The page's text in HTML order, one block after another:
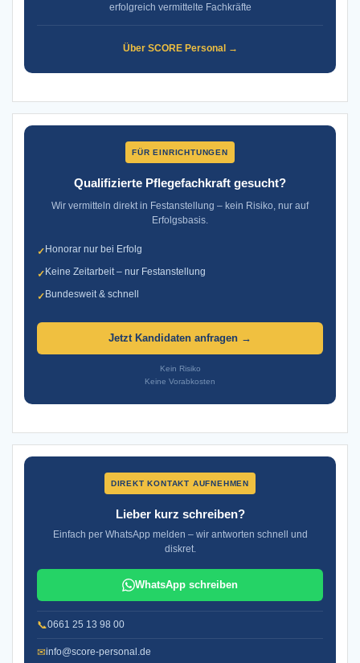
erfolgreich vermittelte Fachkräfte
Über SCORE Personal →
FÜR EINRICHTUNGEN
Qualifizierte Pflegefachkraft gesucht?
Wir vermitteln direkt in Festanstellung – kein Risiko, nur auf
Erfolgsbasis.
✓Honorar nur bei Erfolg
✓Keine Zeitarbeit – nur Festanstellung
✓Bundesweit & schnell
Jetzt Kandidaten anfragen →
Kein Risiko
Keine Vorabkosten
DIREKT KONTAKT AUFNEHMEN
Lieber kurz schreiben?
Einfach per WhatsApp melden – wir antworten schnell und
diskret.
WhatsApp schreiben
📞0661 25 13 98 00
✉info@score-personal.de